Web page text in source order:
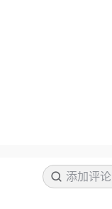
添加评论